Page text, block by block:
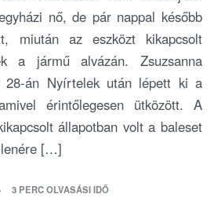
nő, de pár nappal később
miután az eszközt kikapcsolt
a jármű alvázán. Zsuzsanna
28-án Nyírtelek után lépett ki a
érintőlegesen ütközött. A
állapotban volt a baleset
[…]
3 PERC OLVASÁSI IDŐ